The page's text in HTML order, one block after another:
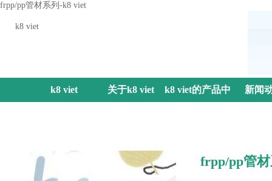
frpp/pp管材系列-k8 viet
k8 viet
k8 viet 关于k8 viet k8 viet的产品中 新闻
frpp/pp管